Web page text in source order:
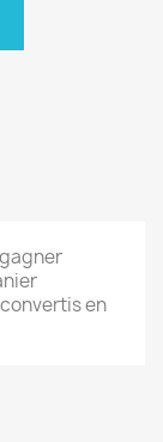
en